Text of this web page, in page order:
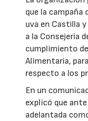
que la campaña
uva en Castilla
a la Consejería
cumplimiento
Alimentaria,
respecto a los
En un
explicó que
adelantada